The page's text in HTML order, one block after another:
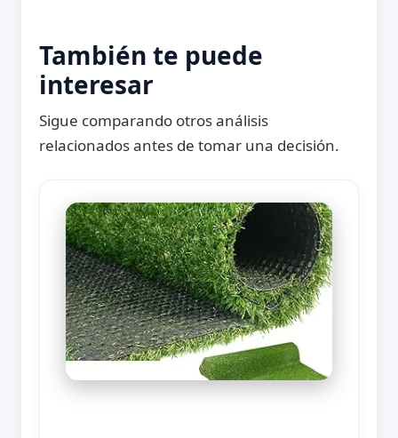
También te puede
interesar
Sigue comparando otros análisis
relacionados antes de tomar una decisión.